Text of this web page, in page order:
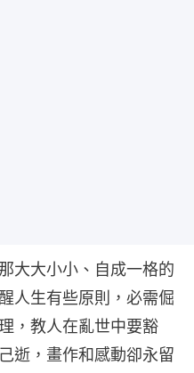
大大小小、自成一格的
人生有些原則，必需倔
，教人在亂世中要豁
逝，畫作和感動卻永留